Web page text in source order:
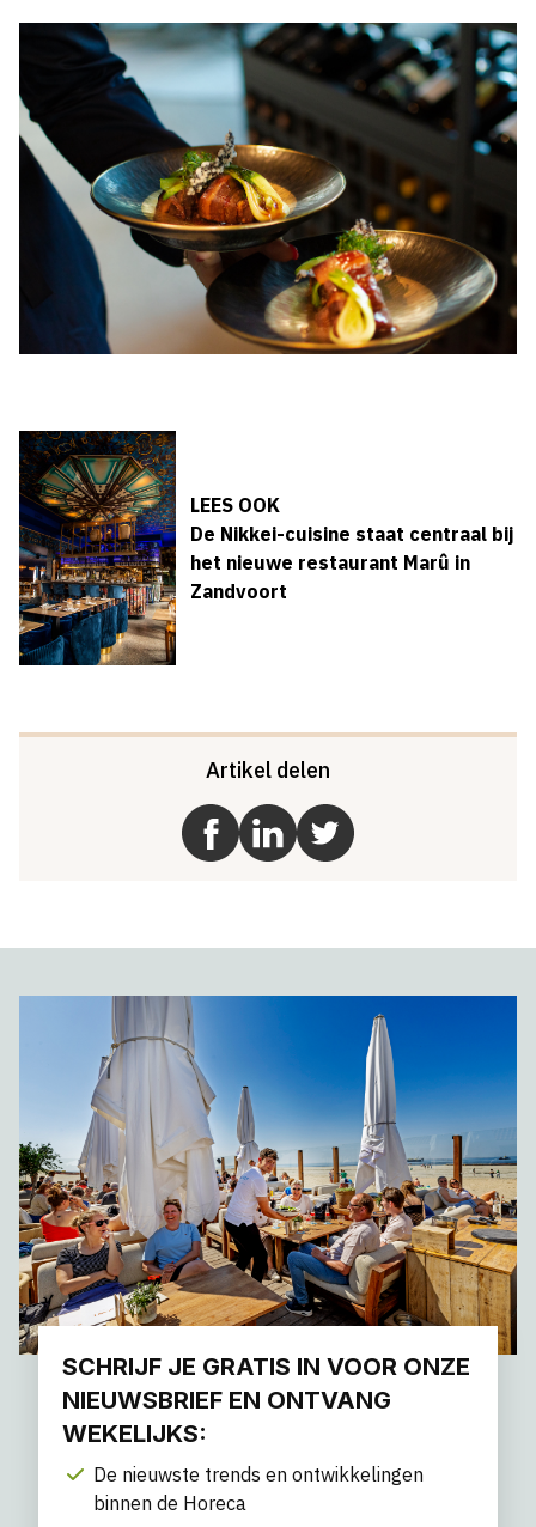
LEES OOK
De Nikkei-cuisine staat centraal bij
het nieuwe restaurant Marû in
Zandvoort
Artikel delen
SCHRIJF JE GRATIS IN VOOR ONZE
NIEUWSBRIEF EN ONTVANG
WEKELIJKS:
De nieuwste trends en ontwikkelingen
binnen de Horeca